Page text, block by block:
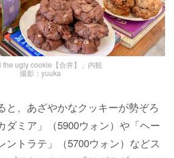
the ugly cookie【合井】」内観
撮影：yuuka
と、あざやかなクッキーが勢ぞろ
ダミア」（5900ウォン）や「ヘー
ントラテ」（5700ウォン）などス